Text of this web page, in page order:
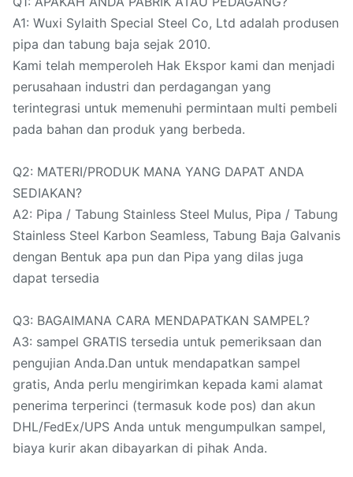
A1: Wuxi Sylaith Special Steel Co, Ltd adalah produsen
pipa dan tabung baja sejak 2010.
Kami telah memperoleh Hak Ekspor kami dan menjadi
perusahaan industri dan perdagangan yang
terintegrasi untuk memenuhi permintaan multi pembeli
pada bahan dan produk yang berbeda.
Q2: MATERI/PRODUK MANA YANG DAPAT ANDA
SEDIAKAN?
A2: Pipa / Tabung Stainless Steel Mulus, Pipa / Tabung
Stainless Steel Karbon Seamless, Tabung Baja Galvanis
dengan Bentuk apa pun dan Pipa yang dilas juga
dapat tersedia
Q3: BAGAIMANA CARA MENDAPATKAN SAMPEL?
A3: sampel GRATIS tersedia untuk pemeriksaan dan
pengujian Anda.Dan untuk mendapatkan sampel
gratis, Anda perlu mengirimkan kepada kami alamat
penerima terperinci (termasuk kode pos) dan akun
DHL/FedEx/UPS Anda untuk mengumpulkan sampel,
biaya kurir akan dibayarkan di pihak Anda.